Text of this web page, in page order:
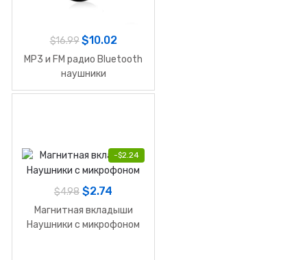
$16.99 $10.02
MP3 и FM радио Bluetooth
наушники
-$2.24
$4.98 $2.74
Магнитная вкладыши
Наушники с микрофоном